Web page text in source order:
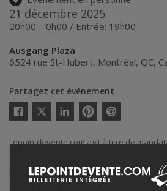
21 décembre 2025
20h00 – 0h00 / Entrée: 19h00
Ausgang Plaza
6524 rue St-Hubert, Montréal, QC,
Partagez cet événement
Twitter
courriel
Lepointdevente.com agit à titre de
Pour plus d’information à propos de cet
contacter l’organisateur de l’événement,